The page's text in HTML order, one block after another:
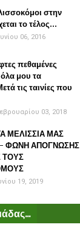
στην
το τέλος...
06, 2016
πεθαμένες
μου τα
τις ταινίες που
03, 2018
ΜΕΛΙΣΣΙΑ ΜΑΣ
ΦΩΝΗ ΑΠΟΓΝΩΣΗΣ
ΤΟΥΣ
19, 2019